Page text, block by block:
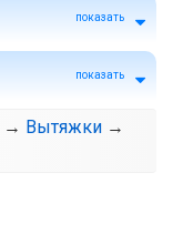
показать
показать
→ Вытяжки →